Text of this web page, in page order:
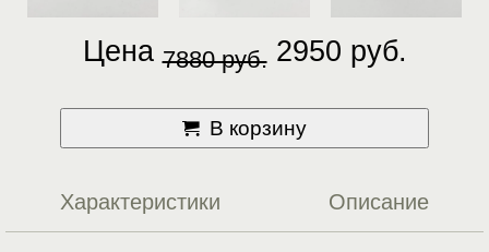
Цена 7880 руб. 2950 руб.
В корзину
Характеристики Описание